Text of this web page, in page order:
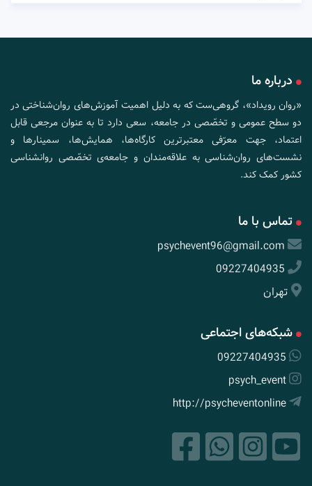
درباره ما
«روان رویداد»، گروهی‌ست که به دلیل اهمیت آموزش‌های روان‌شناختی در
دو سطح عمومی و تخصّصی در جامعه، سعی دارد تا به عنوان مرجعی قابل
اعتماد، جهت معرّفی معتبرترین کارگاه‌ها، همایش‌ها، سمینارها و
نشست‌های روان‌شناسی به علاقه‌مندان و جامعه‌ی تخصّصی روانشناسی
کشور کمک کند.
تماس با ما
psychevent96@gmail.com
09227404935
تهران
شبکه‌های اجتماعی
09227404935
psych_event
http://psycheventonline